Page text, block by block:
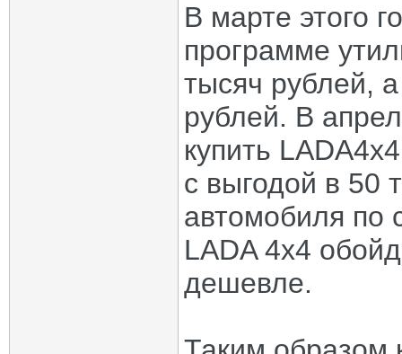
В марте этого
программе
тысяч рублей,
рублей. В
купить
с выгодой в 50
автомобиля по
LADA 4х4
дешевле.